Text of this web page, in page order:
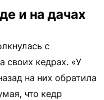
и на дачах
с
своих кедрах. «У
на них обратила
что кедр